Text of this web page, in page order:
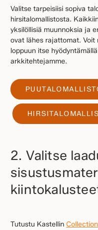
Valitse tarpeisiisi sopiva
hirsitalomallistosta.
yksilöllisiä muunnoksia ja
ovat lähes rajattomat. Voit
loppuun itse
arkkitehtejamme.
2. Valitse
Tutustu Kastellin